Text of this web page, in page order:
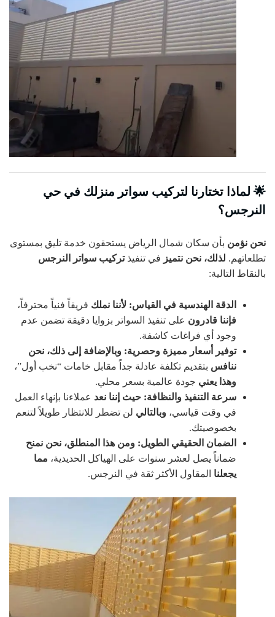
🌟 لماذا تختارنا لتركيب سواتر منزلك في حي
النرجس؟
نحن نؤمن بأن سكان شمال الرياض يستحقون خدمة تليق بمستوى
تطلعاتهم. لذلك، نحن نتميز في تنفيذتركيب سواتر النرجس
بالنقاط التالية:
الدقة الهندسية في القياس: لأننا نملك فريقاً فنياً محترفاً،
فإننا قادرون على تنفيذ السواتر بزوايا دقيقة تضمن عدم
وجود أي فراغات كاشفة.
توفير أسعار مميزة وحصرية: وبالإضافة إلى ذلك، نحن
ننافس بتقديم تكلفة عادلة جداً مقابل خامات “نخب أول”،
وهذا يعني جودة عالمية بسعر محلي.
سرعة التنفيذ والنظافة: حيث إننا نعد عملاءنا بإنهاء العمل
في وقت قياسي، وبالتالي لن تضطر للانتظار طويلاً لتنعم
بخصوصيتك.
الضمان الحقيقي الطويل: ومن هذا المنطلق، نحن نمنح
ضماناً يصل لعشر سنوات على الهياكل الحديدية، مما
يجعلنا المقاول الأكثر ثقة في النرجس.